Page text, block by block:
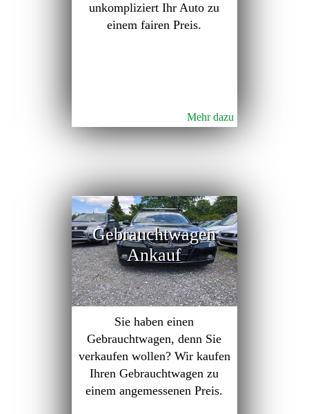
unkompliziert Ihr Auto zu
einem fairen Preis.
Mehr dazu
Gebrauchtwagen
Ankauf
Sie haben einen
Gebrauchtwagen, denn Sie
verkaufen wollen? Wir kaufen
Ihren Gebrauchtwagen zu
einem angemessenen Preis.